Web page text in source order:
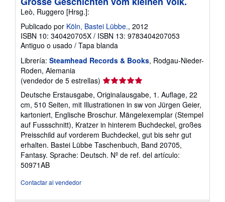
Leò, Ruggero [Hrsg.]:
Publicado por Köln, Bastei Lübbe., 2012
ISBN 10: 340420705X / ISBN 13: 9783404207053
Antiguo o usado / Tapa blanda
Librería: Steamhead Records & Books, Rodgau-Nieder-
Roden, Alemania
(vendedor de 5 estrellas) Calificación
vendedor:
5
de
5
estrellas
Deutsche Erstausgabe, Originalausgabe, 1. Auflage, 22
cm, 510 Seiten, mit Illustrationen in sw von Jürgen Geier,
kartoniert, Englische Broschur. Mängelexemplar (Stempel
auf Fussschnitt), Kratzer in hinterem Buchdeckel, großes
Preisschild auf vorderem Buchdeckel, gut bis sehr gut
erhalten. Bastei Lübbe Taschenbuch, Band 20705,
Fantasy. Sprache: Deutsch. Nº de ref. del artículo:
50971AB
Contactar al vendedor